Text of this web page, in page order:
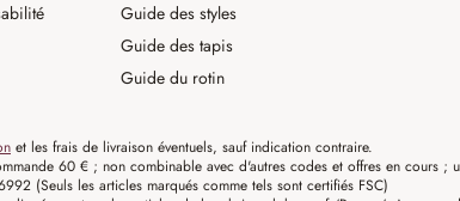
Guide des styles
Guide des tapis
Guide du rotin
et les frais de livraison éventuels, sauf indication contraire.
60 € ; non combinable avec d'autres codes et offres en cours ;
(Seuls les articles marqués comme tels sont certifiés FSC)